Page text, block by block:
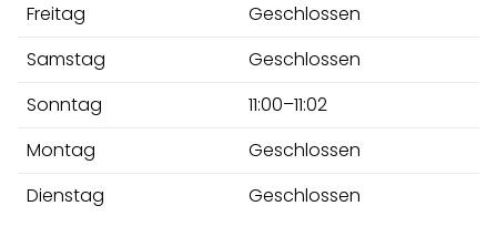
Freitag
Geschlossen
Samstag
Geschlossen
Sonntag
11:00–11:02
Montag
Geschlossen
Dienstag
Geschlossen